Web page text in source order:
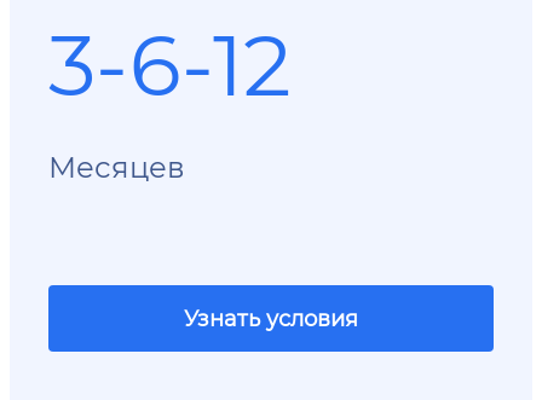
3-6-12
Месяцев
Узнать условия